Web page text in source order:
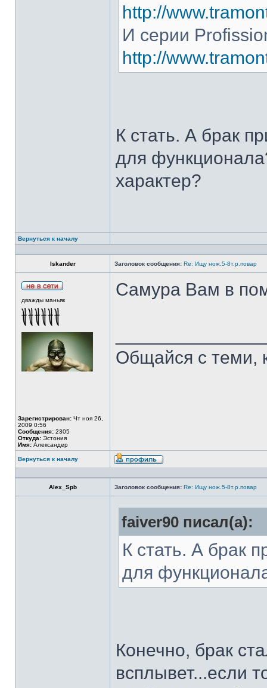
http://
И серии
http://
К стать. А брак
для
характер?
Вернуться к началу
Iskander Заголовок сообщения: Re: Ищу нож.5-8т.р.повар
дважды маньяк
Зарегистрирован: Чт ноя 26,
2009 0:56
Сообщения: 2305
Откуда: Эстония
Имя: Александер
Самура Вам в
Общайся с теми,
Вернуться к началу
Alex_Spb Заголовок сообщения: Re: Ищу нож.5-8т.р.повар
faiver90 писал(а):
К стать. А брак
для
Конечно, брак
всплывет...если